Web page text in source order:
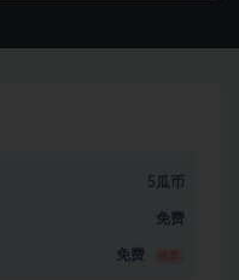
5瓜币
免费
免费